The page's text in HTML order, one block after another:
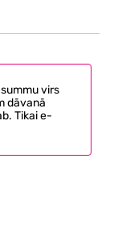
virs
dāvanā
Tikai e-